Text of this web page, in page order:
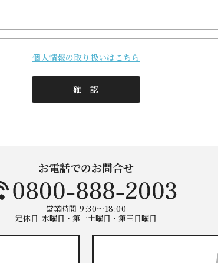
個人情報の取り扱いはこちら
お電話でのお問合せ
営業時間 9:30～18:00
定休日 水曜日・第一土曜日・第三日曜日